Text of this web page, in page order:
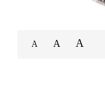
A
A
A